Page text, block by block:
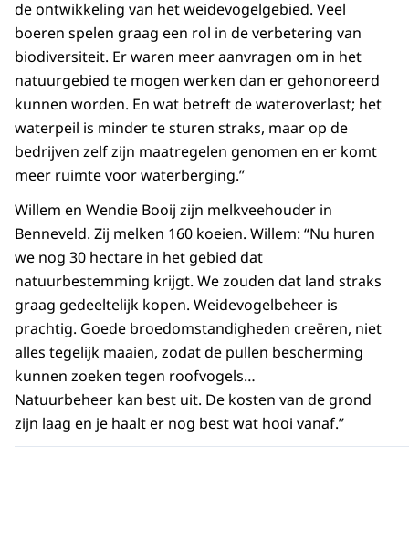
de ontwikkeling van het weidevogelgebied. Veel
boeren spelen graag een rol in de verbetering van
biodiversiteit. Er waren meer aanvragen om in het
natuurgebied te mogen werken dan er gehonoreerd
kunnen worden. En wat betreft de wateroverlast; het
waterpeil is minder te sturen straks, maar op de
bedrijven zelf zijn maatregelen genomen en er komt
meer ruimte voor waterberging.”
Willem en Wendie Booij zijn melkveehouder in
Benneveld. Zij melken 160 koeien. Willem: “Nu huren
we nog 30 hectare in het gebied dat
natuurbestemming krijgt. We zouden dat land straks
graag gedeeltelijk kopen. Weidevogelbeheer is
prachtig. Goede broedomstandigheden creëren, niet
alles tegelijk maaien, zodat de pullen bescherming
kunnen zoeken tegen roofvogels…
Natuurbeheer kan best uit. De kosten van de grond
zijn laag en je haalt er nog best wat hooi vanaf.”